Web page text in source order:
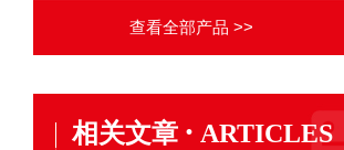
查看全部产品 >>
相关文章 · ARTICLES